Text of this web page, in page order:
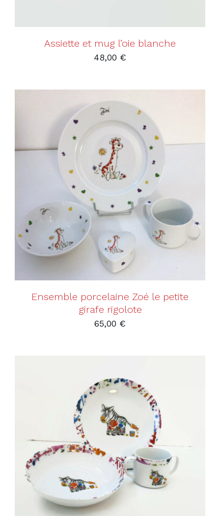
Assiette et mug l’oie blanche
48,00 €
AJOUTER AU PANIER DÉTAILS
Ensemble porcelaine Zoé le petite
girafe rigolote
65,00 €
AJOUTER AU PANIER / DÉTAILS